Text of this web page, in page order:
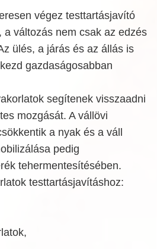
végez testtartásjavító
a változás nem csak az edzés
ülés, a járás és az állás is
gazdaságosabban
segítenek visszaadni
mozgását. A vállövi
a nyak és a váll
pedig
tehermentesítésében.
testtartásjavításhoz: